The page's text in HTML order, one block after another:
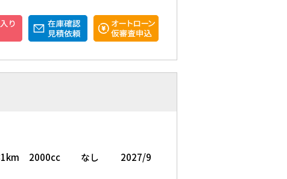
2000cc なし 2027/9